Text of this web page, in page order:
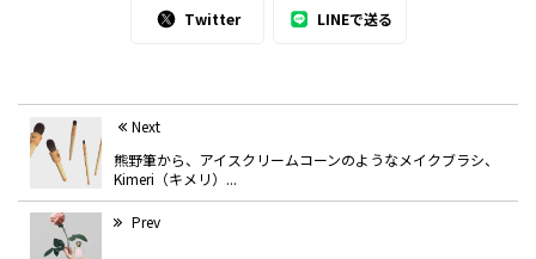
Twitter LINEで送る
Next
熊野筆から、アイスクリームコーンのようなメイクブラシ、
Kimeri（キメリ）...
Prev